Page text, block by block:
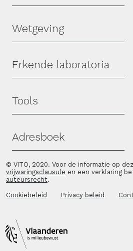
Wetgeving
Erkende laboratoria
Tools
Adresboek
© VITO, 2020. Voor de informatie op
vrijwaringsclausule en een verklaring
auteursrecht.
Cookiebeleid Privacy beleid